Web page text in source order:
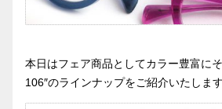
本日はフェア商品としてカラー豊富に
106″のラインナップをご紹介いたします